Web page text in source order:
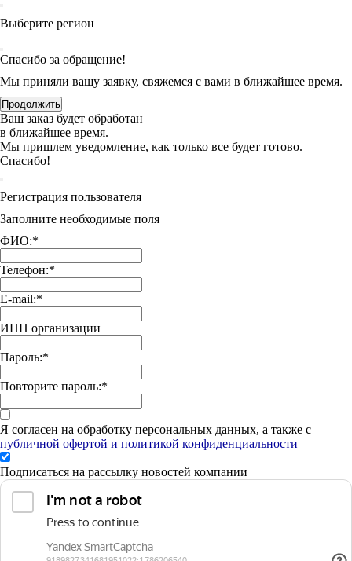
Выберите регион
Спасибо за обращение!
Мы приняли вашу заявку, свяжемся с вами в ближайшее время.
Продолжить
Ваш заказ будет обработан
в ближайшее время.
Мы пришлем уведомление, как только все будет готово.
Спасибо!
Регистрация пользователя
Заполните необходимые поля
ФИО:*
Телефон:*
E-mail:*
ИНН организации
Пароль:*
Повторите пароль:*
Я согласен на обработку персональных данных, а также с
публичной офертой и политикой конфиденциальности
Подписаться на рассылку новостей компании